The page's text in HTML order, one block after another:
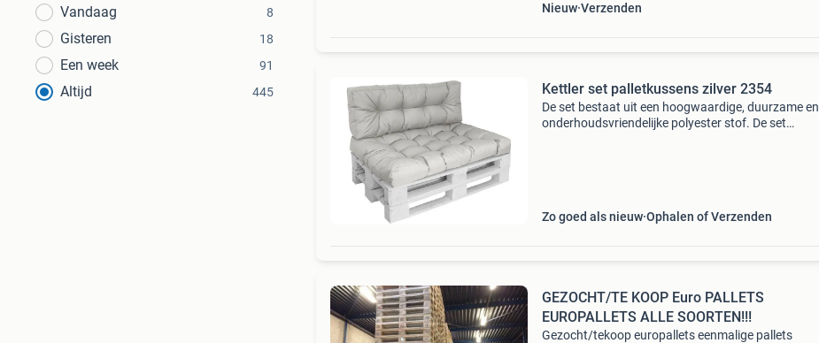
Vandaag
8
Gisteren 18
Een week 91
Altijd 445
Nieuw Verzenden
Kettler set palletkussens zilver 2354
De set bestaat uit een hoogwaardige, duurzame en
onderhoudsvriendelijke polyester stof. De set
Zo goed als nieuw Ophalen of Verzenden
GEZOCHT/TE KOOP Euro PALLETS
EUROPALLETS ALLE SOORTEN!!!
Gezocht/tekoop europallets eenmalige pallets